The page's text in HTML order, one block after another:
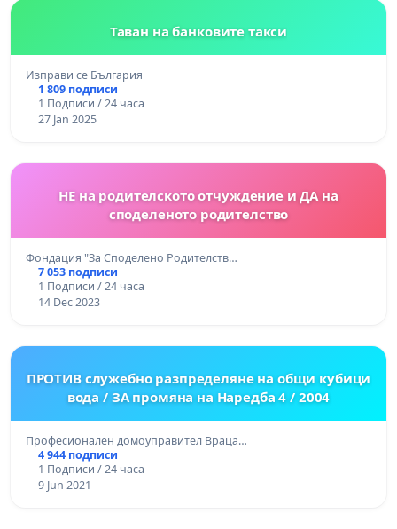
Таван на банковите такси
Изправи се България
1 809 подписи
1 Подписи / 24 часа
27 Jan 2025
НЕ на родителското отчуждение и ДА на
споделеното родителство
Фондация "За Споделено Родителств…
7 053 подписи
1 Подписи / 24 часа
14 Dec 2023
ПРОТИВ служебно разпределяне на общи кубици
вода / ЗА промяна на Наредба 4 / 2004
Професионален домоуправител Враца…
4 944 подписи
1 Подписи / 24 часа
9 Jun 2021